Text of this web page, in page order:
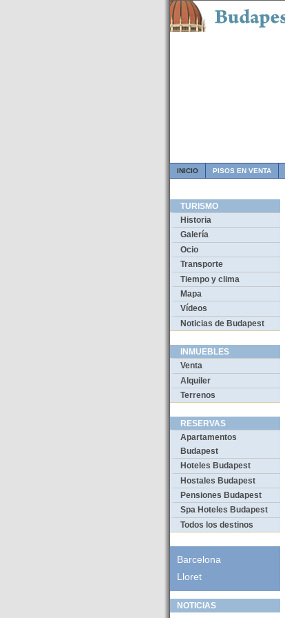
INICIO PISOS EN VENTA
TURISMO
Historia
Galería
Ocio
Transporte
Tiempo y clima
Mapa
Vídeos
Noticias de Budapest
INMUEBLES
Venta
Alquiler
Terrenos
RESERVAS
Apartamentos
Budapest
Hoteles Budapest
Hostales Budapest
Pensiones Budapest
Spa Hoteles Budapest
Todos los destinos
Barcelona
Lloret
NOTICIAS